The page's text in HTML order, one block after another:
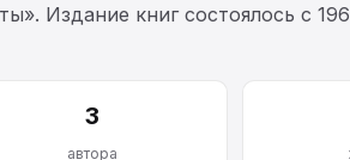
Издание книг состоялось с
3
автора